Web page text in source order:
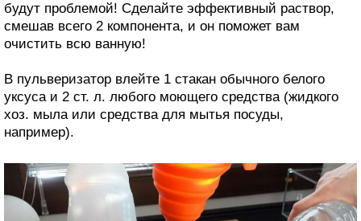
будут проблемой! Сделайте эффективный раствор,
смешав всего 2 компонента, и он поможет вам
очистить всю ванную!
В пульверизатор влейте 1 стакан обычного белого
уксуса и 2 ст. л. любого моющего средства (жидкого
хоз. мыла или средства для мытья посуды,
например).